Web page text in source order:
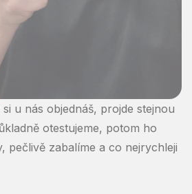
u nás objednáš, projde stejnou
otestujeme, potom ho
pečlivě zabalíme a co nejrychleji